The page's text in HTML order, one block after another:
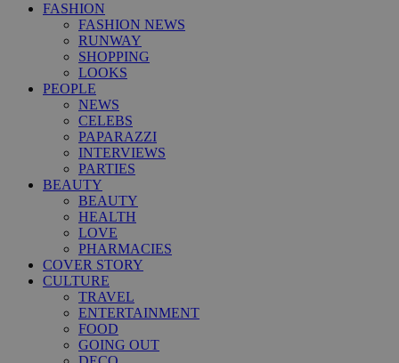
FASHION
FASHION NEWS
RUNWAY
SHOPPING
LOOKS
PEOPLE
NEWS
CELEBS
PAPARAZZI
INTERVIEWS
PARTIES
BEAUTY
BEAUTY
HEALTH
LOVE
PHARMACIES
COVER STORY
CULTURE
TRAVEL
ENTERTAINMENT
FOOD
GOING OUT